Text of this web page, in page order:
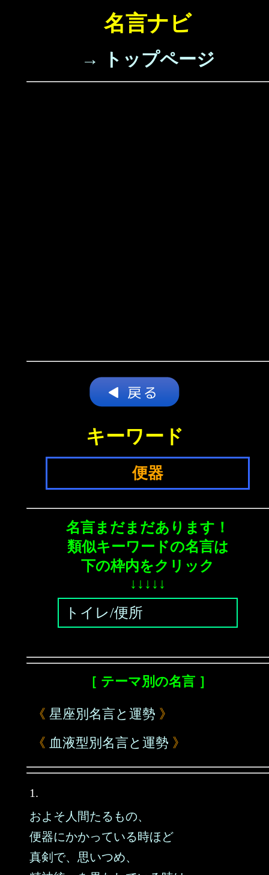
名言ナビ
→ トップページ
キーワード
便器
名言まだまだあります！
類似キーワードの名言は
下の枠内をクリック
↓↓↓↓↓
トイレ/便所
［ テーマ別の名言 ］
《 星座別名言と運勢 》
《 血液型別名言と運勢 》
1.
およそ人間たるもの、
便器にかかっている時ほど
真剣で、思いつめ、